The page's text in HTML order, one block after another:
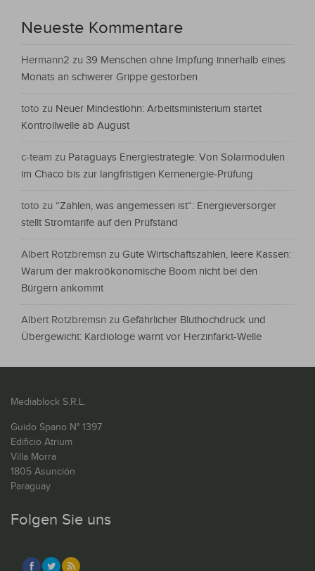
Neueste Kommentare
Hermann2 zu 39 Menschen ohne Impfung innerhalb eines
Monats an schwerer Grippe gestorben
toto zu Neuer Mindestlohn: Arbeitsministerium startet
Kontrollwelle ab August
c-team zu Paraguays Energiestrategie: Von Solarmodulen
im Chaco bis zur langfristigen Kernenergie-Prüfung
toto zu “Zahlen, was angemessen ist“: Energieversorger
stellt Stromtarife auf den Prüfstand
Albert Rotzbremsn zu Gute Wirtschaftszahlen, leere Kassen:
Warum der makroökonomische Boom nicht bei den
Bürgern ankommt
Albert Rotzbremsn zu Gefährlicher Bluthochdruck und
Übergewicht: Kardiologe warnt vor Herzinfarkt-Welle
Mediablock S.R.L.
Guido Spano N° 1397
Edificio Atrium
Villa Morra
1805 Asunción
Paraguay
Folgen Sie uns